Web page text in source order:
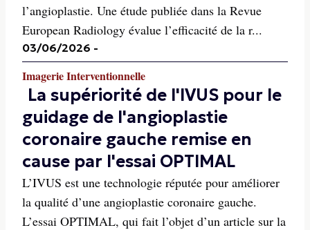
l’angioplastie. Une étude publiée dans la Revue
European Radiology évalue l’efficacité de la r...
03/06/2026 -
Imagerie Interventionnelle
La supériorité de l'IVUS pour le
guidage de l'angioplastie
coronaire gauche remise en
cause par l'essai OPTIMAL
L’IVUS est une technologie réputée pour améliorer
la qualité d’une angioplastie coronaire gauche.
L’essai OPTIMAL, qui fait l’objet d’un article sur la